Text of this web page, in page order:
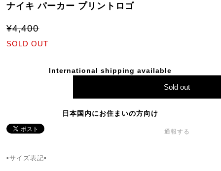
ナイキ パーカー プリントロゴ
¥4,400
SOLD OUT
International shipping available
Sold out
日本国内にお住まいの方向け
通報する
▪️サイズ表記▪️